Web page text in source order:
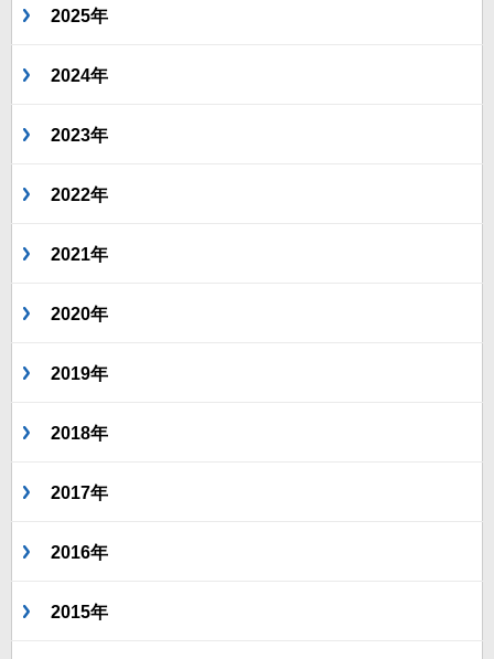
2025年
2024年
2023年
2022年
2021年
2020年
2019年
2018年
2017年
2016年
2015年